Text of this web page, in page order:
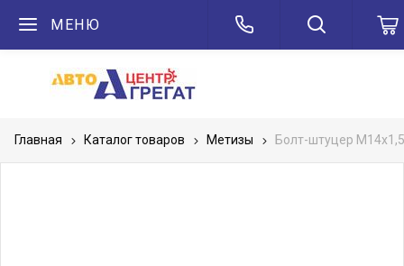
МЕНЮ
Главная Каталог товаров Метизы Болт-штуцер